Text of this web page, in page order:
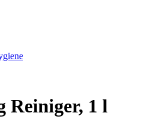
Reiniger, 1 l